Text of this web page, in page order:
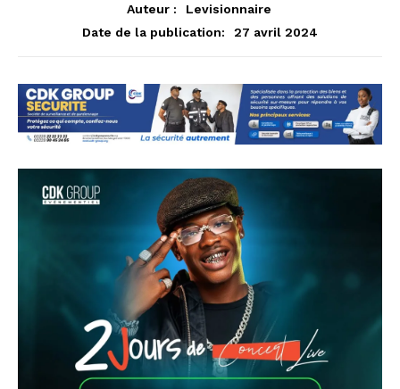
Auteur :
Levisionnaire
Date de la publication:
27 avril 2024